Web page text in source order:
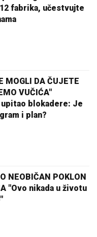
fabrika, učestvujte
MOGLI DA ČUJETE
VUČIĆA"
blokadere: Je
i plan?
NEOBIČAN POKLON
"Ovo nikada u životu